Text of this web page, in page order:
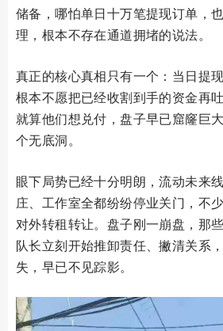
储备，哪怕单日十万笔提现订单，
理，根本不存在通道拥堵的说法。
真正的核心真相只有一个：当日提
根本不愿把已经收割到手的资金再
就算他们想兑付，盘子早已窟窿巨
个无底洞。
眼下局势已经十分明朗，流动未来
庄、工作室全都纷纷停业关门，不
对外转租转让。盘子刚一崩盘，那
队长立刻开始推卸责任、撇清关系
失，早已不见踪影。